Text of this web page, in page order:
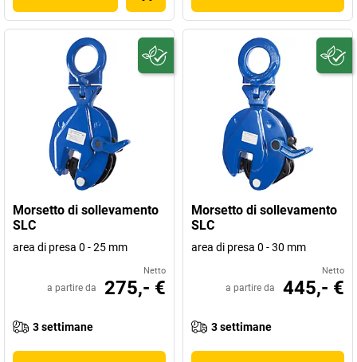
Morsetto di sollevamento
SLC
area di presa 0 - 25 mm
Netto
a partire da 275,- €
3 settimane
Morsetto di sollevamento
SLC
area di presa 0 - 30 mm
Netto
a partire da 445,- €
3 settimane